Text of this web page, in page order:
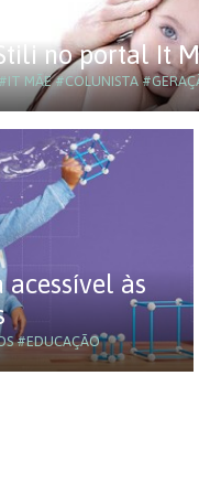
no portal It
#IT MÃE#COLUNISTA
às
#EDUCAÇÃO